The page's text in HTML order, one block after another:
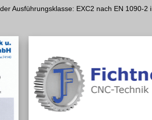
Ausführungsklasse: EXC2 nach EN 1090-2